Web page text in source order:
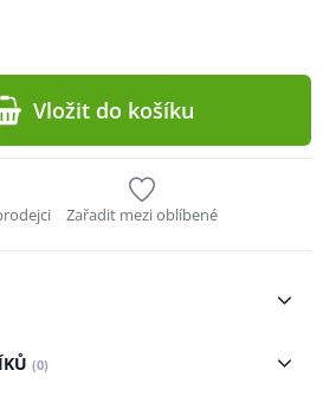
Vložit do košíku
Zařadit mezi oblíbené
(0)